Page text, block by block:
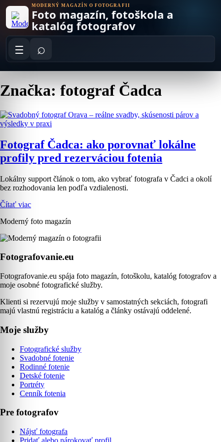
content
MODERNÝ MAGAZÍN O FOTOGRAFII
Foto magazín, fotoškola a
katalóg fotografov
⌕
Značka: fotograf Čadca
Fotograf Čadca: ako porovnať lokálne
profily pred rezerváciou fotenia
Lokálny support článok o tom, ako vybrať fotografa v Čadci a okolí
bez rozhodovania len podľa vzdialenosti.
Čítať viac
Moderný foto magazín
Fotografovanie.eu
Fotografovanie.eu spája foto magazín, fotoškolu, katalóg fotografov a
moje osobné fotografické služby.
Klienti si rezervujú moje služby v samostatných sekciách, fotografi
majú vlastnú registráciu a katalóg a články ostávajú oddelené.
Moje služby
Fotografické služby
Svadobné fotenie
Rodinné fotenie
Detské fotenie
Portréty
Cenník fotenia
Pre fotografov
Nájsť fotografa
Pridať alebo nárokovať profil